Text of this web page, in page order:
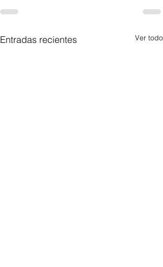
Entradas recientes Ver todo